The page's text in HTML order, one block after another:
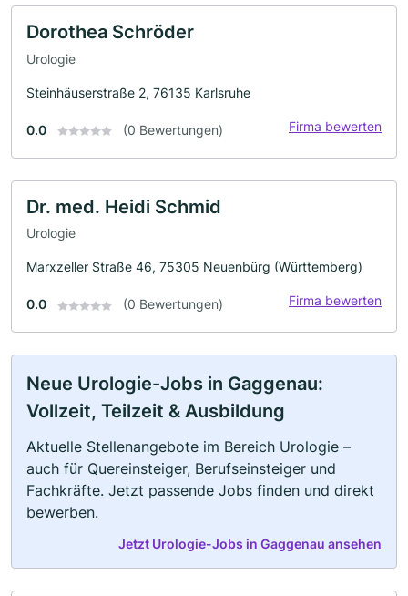
Dorothea Schröder
Urologie
Steinhäuserstraße 2, 76135 Karlsruhe
0.0 (0 Bewertungen) Firma bewerten
Dr. med. Heidi Schmid
Urologie
Marxzeller Straße 46, 75305 Neuenbürg (Württemberg)
0.0 (0 Bewertungen) Firma bewerten
Neue Urologie-Jobs in Gaggenau:
Vollzeit, Teilzeit & Ausbildung
Aktuelle Stellenangebote im Bereich Urologie –
auch für Quereinsteiger, Berufseinsteiger und
Fachkräfte. Jetzt passende Jobs finden und direkt
bewerben.
Jetzt Urologie-Jobs in Gaggenau ansehen